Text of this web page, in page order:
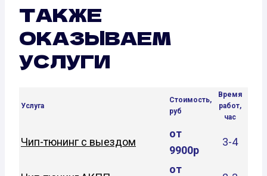
ТАКЖЕ
ОКАЗЫВАЕМ
УСЛУГИ
Услуга
Стоимость,
руб
Время
работ,
час
Чип-тюнинг с выездом
от
9900р
3-4
от